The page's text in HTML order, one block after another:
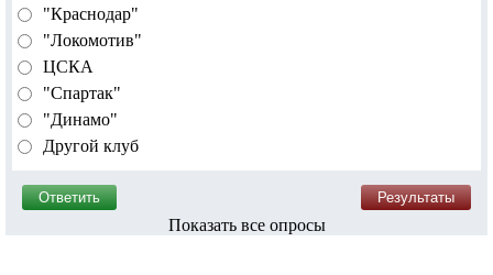
"Краснодар"
"Локомотив"
ЦСКА
"Спартак"
"Динамо"
Другой клуб
Показать все опросы